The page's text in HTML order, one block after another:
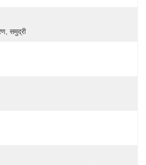
समुद्री